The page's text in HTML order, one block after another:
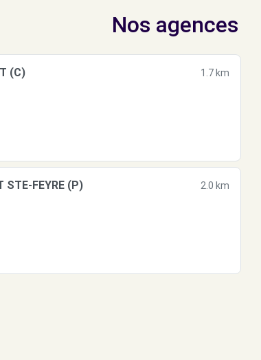
Nos agences
(C)
1.7 km
STE-FEYRE (P)
2.0 km